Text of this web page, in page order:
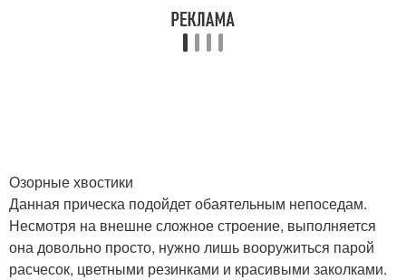
Кос на длинные волосы
Прически на короткие
волосы
Прическа в школе
Озорные хвостики
Данная прическа подойдет обаятельным непоседам.
Несмотря на внешне сложное строение, выполняется
она довольно просто, нужно лишь вооружиться парой
расчесок, цветными резинками и красивыми заколками.